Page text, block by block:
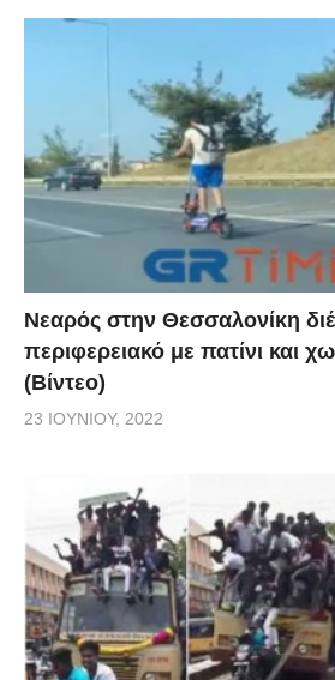
Νεαρός στην Θεσσαλονίκη
περιφερειακό με πατίνι και
(Βίντεο)
23 ΙΟΥΝΊΟΥ, 2022